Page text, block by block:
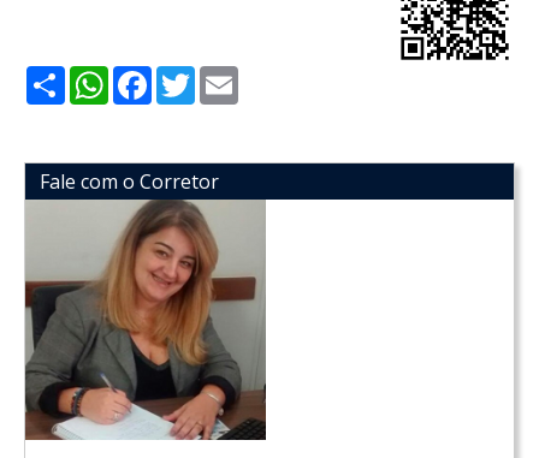
ShareWhatsApp
Facebook
Twitter
Fale com o Corretor